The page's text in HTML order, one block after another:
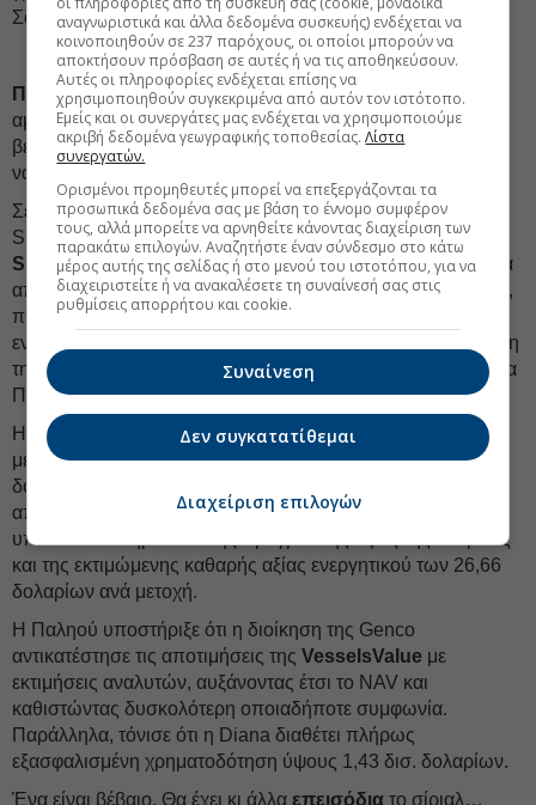
Σάο Πάολο.
ΠΑΛΗΟΥ:Καλά κρατεί η κόντρα τηςDianaμε την
αμερικανική Genco,μετά και την απόρριψη της νέας
βελτιωμένης πρότασης εξαγοράς από την ελληνική
ναυτιλιακή.
Σε νέα δημόσια παρέμβαση, η επικεφαλής της Diana
Shipping, Σεμίραμις Παληού, υποστήριξε ότι ηGenco
Shipping & Tradingεγκατέλειψε αιφνιδίως τη μεθοδολογία
αποτίμησης πλοίων που χρησιμοποιούσε επί πέντε χρόνια,
προκειμένου να εμφανίσει υψηλότερη καθαρή αξία
ενεργητικού (NAV) και να απορρίψει τη βελτιωμένη πρόταση
της ελληνικής πλευράς (σ.σ. όπως είπε χαρακτηριστικά η κα
Παληού,«η Genco μετακίνησε πάλι ταγκολπόστ»).
Η Diana προσφέρει πλέον24,80 δολάρια ανά μετοχή
σε
μετρητά, έναντι 23,50 δολαρίων τον Μάρτιο και 20,60
δολαρίων στην αρχική πρόταση του Νοεμβρίου. Η Genco
απέρριψε και την τρίτη προσφορά, υποστηρίζοντας ότι
υπολείπεται σημαντικά της πραγματικής αξίας της εταιρείας
και της εκτιμώμενης καθαρής αξίας ενεργητικού των 26,66
δολαρίων ανά μετοχή.
Η Παληού υποστήριξε ότι η διοίκηση της Genco
αντικατέστησε τις αποτιμήσεις της VesselsValue με
εκτιμήσεις αναλυτών, αυξάνοντας έτσι το NAV και
καθιστώντας δυσκολότερη οποιαδήποτε συμφωνία.
Παράλληλα, τόνισε ότι η Diana διαθέτει πλήρως
εξασφαλισμένη χρηματοδότηση ύψους 1,43 δισ. δολαρίων.
Ένα είναι βέβαιο. Θα έχει κι άλλα επεισόδια το σίριαλ…
αναγνωριστικά και άλλα δεδομένα συσκευής) ενδέχεται να
κοινοποιηθούν σε 237 παρόχους, οι οποίοι μπορούν να
αποκτήσουν πρόσβαση σε αυτές ή να τις αποθηκεύσουν.
Αυτές οι πληροφορίες ενδέχεται επίσης να
χρησιμοποιηθούν συγκεκριμένα από αυτόν τον ιστότοπο.
Εμείς και οι συνεργάτες μας ενδέχεται να χρησιμοποιούμε
ακριβή δεδομένα γεωγραφικής τοποθεσίας.Λίστα
συνεργατών.
Ορισμένοι προμηθευτές μπορεί να επεξεργάζονται τα
προσωπικά δεδομένα σας με βάση το έννομο συμφέρον
τους, αλλά μπορείτε να αρνηθείτε κάνοντας διαχείριση των
παρακάτω επιλογών. Αναζητήστε έναν σύνδεσμο στο κάτω
μέρος αυτής της σελίδας ή στο μενού του ιστοτόπου, για να
διαχειριστείτε ή να ανακαλέσετε τη συναίνεσή σας στις
ρυθμίσεις απορρήτου και cookie.
Συναίνεση
Δεν συγκατατίθεμαι
Διαχείριση επιλογών